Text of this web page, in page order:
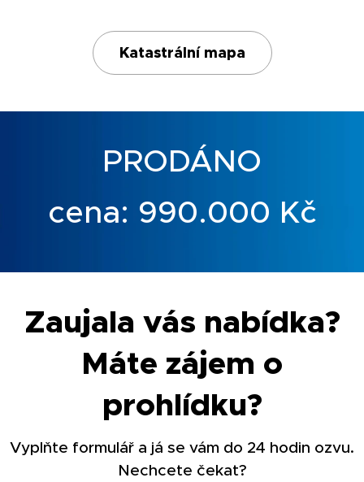
Katastrální mapa
PRODÁNO
cena: 990.000 Kč
Zaujala vás nabídka?
Máte zájem o
prohlídku?
Vyplňte formulář a já se vám do 24 hodin ozvu.
Nechcete čekat?